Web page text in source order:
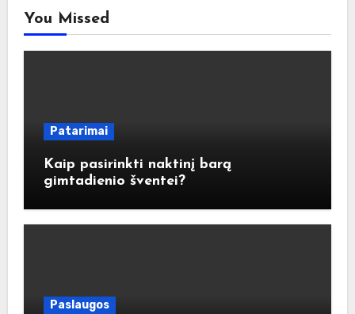
You Missed
Patarimai
Kaip pasirinkti naktinį barą
gimtadienio šventei?
Paslaugos